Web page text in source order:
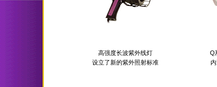
高强度长波紫外线灯
设立了新的紫外照射标准
Q